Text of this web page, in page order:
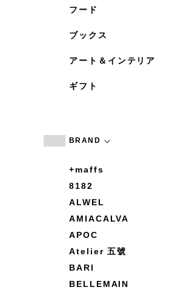
フード
ブックス
アート＆インテリア
ギフト
BRAND
+maffs
8182
ALWEL
AMIACALVA
APOC
Atelier 五號
BARI
BELLEMAIN